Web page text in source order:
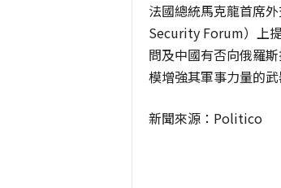
法國總統馬克龍首席
Security Forum）上
問及中國有否向俄羅
模增強其軍事力量的
新聞來源：Politico